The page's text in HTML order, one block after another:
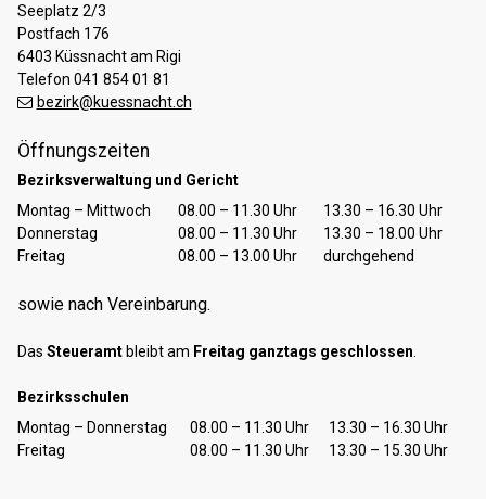
Seeplatz 2/3
Postfach 176
6403 Küssnacht am Rigi
Telefon 041 854 01 81
bezirk@kuessnacht.ch
Öffnungszeiten
Bezirksverwaltung und Gericht
TagÖffnungszeiten Vormittag Öffnungszeiten Nachmittag
Montag – Mittwoch 08.00 – 11.30 Uhr
13.30 – 16.30 Uhr
Donnerstag
08.00 – 11.30 Uhr
13.30 – 18.00 Uhr
Freitag
08.00 – 13.00 Uhr durchgehend
sowie nach Vereinbarung.
Das Steueramt bleibt am Freitag ganztags geschlossen.
Bezirksschulen
TagÖffnungszeiten Vormittag Öffnungszeiten Nachmittag
Montag – Donnerstag 08.00 – 11.30 Uhr
13.30 – 16.30 Uhr
Freitag
08.00 – 11.30 Uhr 13.30 – 15.30 Uhr